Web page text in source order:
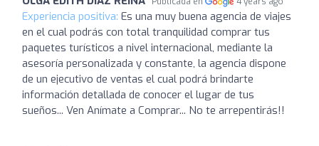
Experiencia positiva: Es una muy buena agencia de viajes
en el cual podrás con total tranquilidad comprar tus
paquetes turísticos a nivel internacional, mediante la
asesoría personalizada y constante, la agencia dispone
de un ejecutivo de ventas el cual podrá brindarte
información detallada de conocer el lugar de tus
sueños... Ven Anímate a Comprar... No te arrepentirás!!